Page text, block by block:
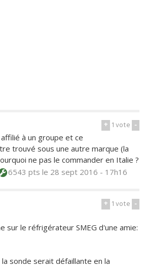
+ 1vote -
à un groupe et ce
trouvé sous une autre marque (la
ne pas le commander en Italie ?
6543 ptsle 28 sept 2016 - 17h16
+ 1vote -
sur le réfrigérateur SMEG d'une amie:
sonde serait défaillante en la